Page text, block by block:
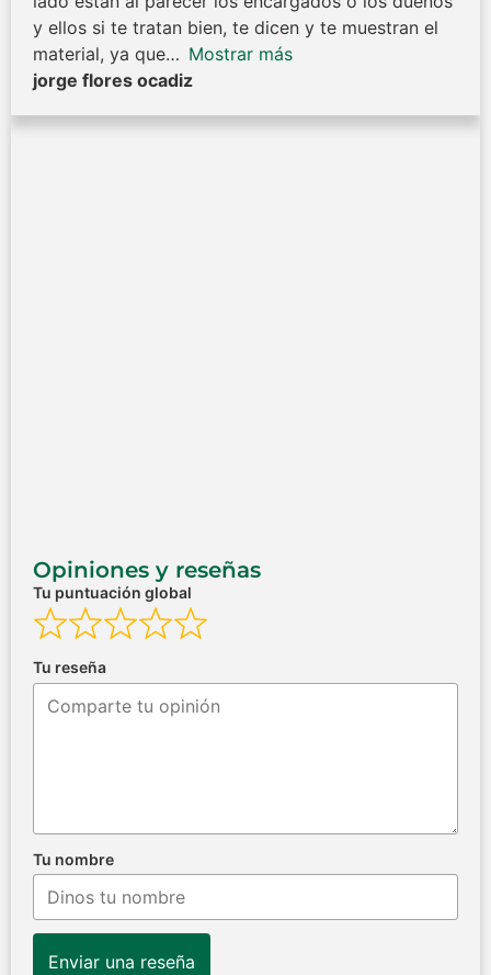
y ellos si te tratan bien, te dicen y te muestran el
material, ya que
Mostrar más
jorge flores ocadiz
Opiniones y reseñas
Tu puntuación global
Tu reseña
Tu nombre
Enviar una reseña